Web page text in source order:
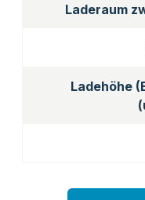
Laderaum
Ladehöhe